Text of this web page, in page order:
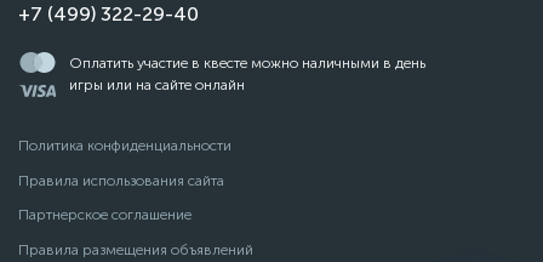
+7 (499) 322-29-40
Политика конфиденциальности
Правила использования сайта
Партнерское соглашение
Правила размещения объявлений
Оплатить участие в квесте можно наличными в день
игры или на сайте онлайн